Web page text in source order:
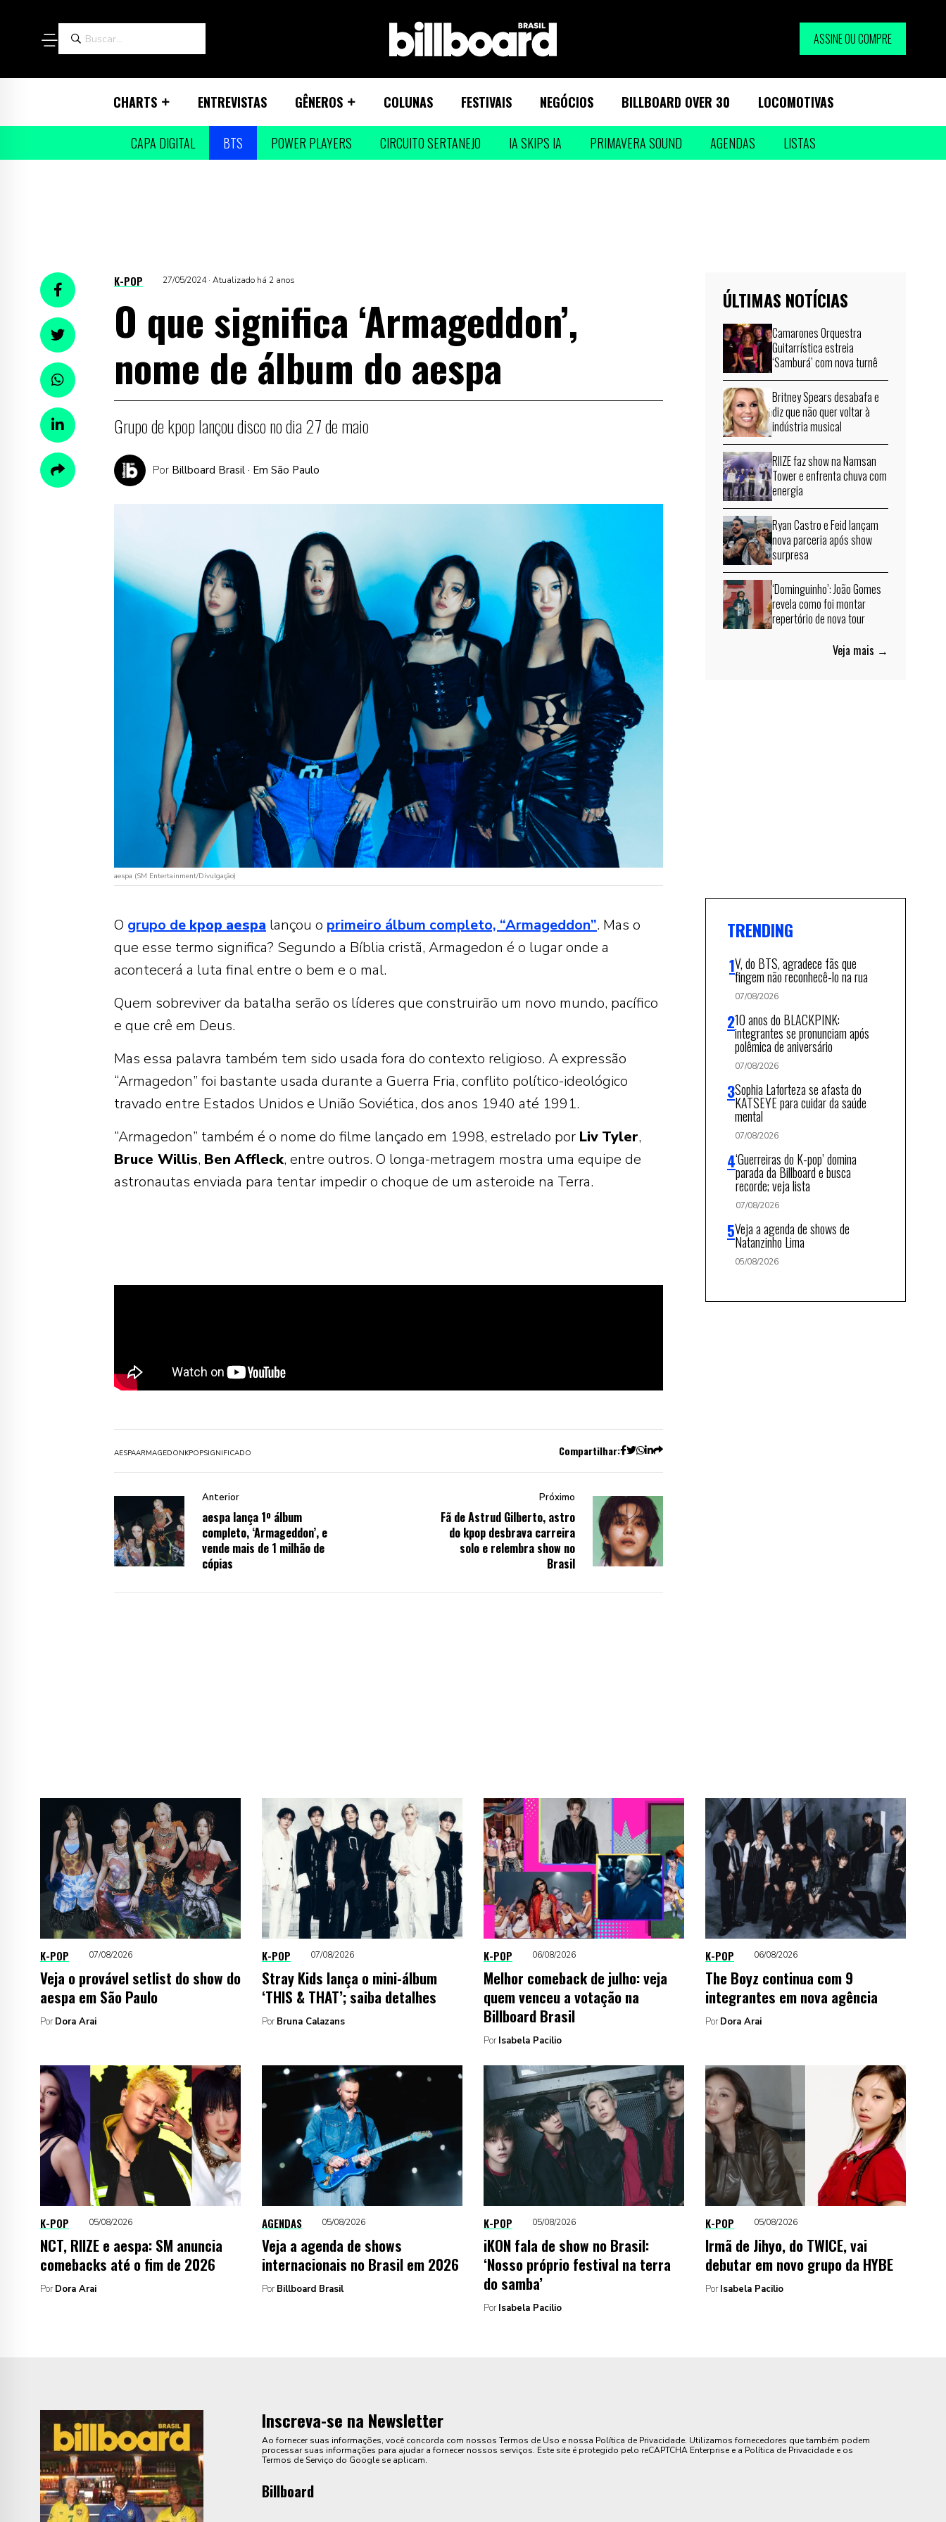
ASSINE OU COMPRE
CHARTS ENTREVISTAS GÊNEROS COLUNAS FESTIVAIS NEGÓCIOS BILLBOARD OVER 30 LOCOMOTIVAS
CAPA DIGITAL BTS POWER PLAYERS CIRCUITO SERTANEJO IA SKIPS IA PRIMAVERA SOUND AGENDAS LISTAS
K-POP 27/05/2024 · Atualizado há 2 anos
O que significa ‘Armageddon’,
nome de álbum do aespa
Grupo de kpop lançou disco no dia 27 de maio
Por Billboard Brasil · Em São Paulo
aespa (SM Entertainment/Divulgação)
O grupo de kpop aespa lançou o primeiro álbum completo, “Armageddon”. Mas o
que esse termo significa? Segundo a Bíblia cristã, Armagedon é o lugar onde a
acontecerá a luta final entre o bem e o mal.
Quem sobreviver da batalha serão os líderes que construirão um novo mundo, pacífico
e que crê em Deus.
Mas essa palavra também tem sido usada fora do contexto religioso. A expressão
“Armagedon” foi bastante usada durante a Guerra Fria, conflito político-ideológico
travado entre Estados Unidos e União Soviética, dos anos 1940 até 1991.
“Armagedon” também é o nome do filme lançado em 1998, estrelado por Liv Tyler,
Bruce Willis, Ben Affleck, entre outros. O longa-metragem mostra uma equipe de
astronautas enviada para tentar impedir o choque de um asteroide na Terra.
AESPAARMAGEDONKPOPSIGNIFICADO Compartilhar:
Anterior
aespa lança 1º álbum
completo, ‘Armageddon’, e
vende mais de 1 milhão de
cópias
Próximo
Fã de Astrud Gilberto, astro
do kpop desbrava carreira
solo e relembra show no
Brasil
ÚLTIMAS NOTÍCIAS
Camarones Orquestra
Guitarrística estreia
‘Samburá’ com nova turnê
Britney Spears desabafa e
diz que não quer voltar à
indústria musical
RIIZE faz show na Namsan
Tower e enfrenta chuva com
energia
Ryan Castro e Feid lançam
nova parceria após show
surpresa
‘Dominguinho’: João Gomes
revela como foi montar
repertório de nova tour
Veja mais →
TRENDING
V, do BTS, agradece fãs que
fingem não reconhecê-lo na rua
07/08/2026
10 anos do BLACKPINK:
integrantes se pronunciam após
polêmica de aniversário
07/08/2026
Sophia Laforteza se afasta do
KATSEYE para cuidar da saúde
mental
07/08/2026
‘Guerreiras do K-pop’ domina
parada da Billboard e busca
recorde; veja lista
07/08/2026
Veja a agenda de shows de
Natanzinho Lima
05/08/2026
K-POP 07/08/2026
Veja o provável setlist do show do
aespa em São Paulo
Por Dora Arai
K-POP 07/08/2026
Stray Kids lança o mini-álbum
‘THIS & THAT’; saiba detalhes
Por Bruna Calazans
K-POP 06/08/2026
Melhor comeback de julho: veja
quem venceu a votação na
Billboard Brasil
Por Isabela Pacilio
K-POP 06/08/2026
The Boyz continua com 9
integrantes em nova agência
Por Dora Arai
K-POP 05/08/2026
NCT, RIIZE e aespa: SM anuncia
comebacks até o fim de 2026
Por Dora Arai
AGENDAS 05/08/2026
Veja a agenda de shows
internacionais no Brasil em 2026
Por Billboard Brasil
K-POP 05/08/2026
iKON fala de show no Brasil:
‘Nosso próprio festival na terra
do samba’
Por Isabela Pacilio
K-POP 05/08/2026
Irmã de Jihyo, do TWICE, vai
debutar em novo grupo da HYBE
Por Isabela Pacilio
Inscreva-se na Newsletter
Ao fornecer suas informações, você concorda com nossos Termos de Uso e nossa Política de Privacidade. Utilizamos fornecedores que também podem
processar suas informações para ajudar a fornecer nossos serviços. Este site é protegido pelo reCAPTCHA Enterprise e a Política de Privacidade e os
Termos de Serviço do Google se aplicam.
Billboard